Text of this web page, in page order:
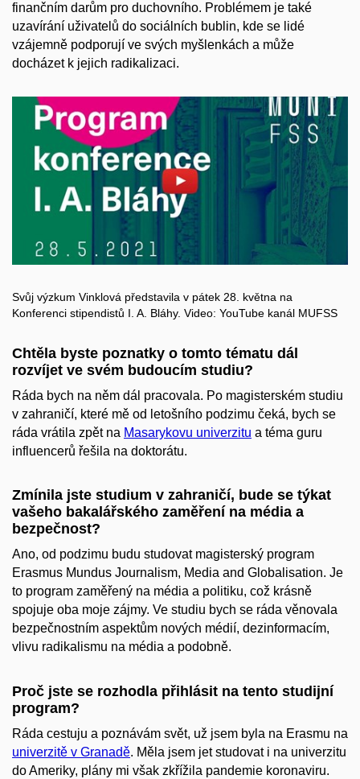
finančním darům pro duchovního. Problémem je také
uzavírání uživatelů do sociálních bublin, kde se lidé
vzájemně podporují ve svých myšlenkách a může
docházet k jejich radikalizaci.
Povolit cookies a přehrát
Otevřít na youtube.com
Svůj výzkum Vinklová představila v pátek 28. května na
Konferenci stipendistů I. A. Bláhy. Video: YouTube kanál MUFSS
Chtěla byste poznatky o tomto tématu dál
rozvíjet ve svém budoucím studiu?
Ráda bych na něm dál pracovala. Po magisterském studiu
v zahraničí, které mě od letošního podzimu čeká, bych se
ráda vrátila zpět na Masarykovu univerzitu a téma guru
influencerů řešila na doktorátu.
Zmínila jste studium v zahraničí, bude se týkat
vašeho bakalářského zaměření na média a
bezpečnost?
Ano, od podzimu budu studovat magisterský program
Erasmus Mundus Journalism, Media and Globalisation. Je
to program zaměřený na média a politiku, což krásně
spojuje oba moje zájmy. Ve studiu bych se ráda věnovala
bezpečnostním aspektům nových médií, dezinformacím,
vlivu radikalismu na média a podobně.
Proč jste se rozhodla přihlásit na tento studijní
program?
Ráda cestuju a poznávám svět, už jsem byla na Erasmu na
univerzitě v Granadě. Měla jsem jet studovat i na univerzitu
do Ameriky, plány mi však zkřížila pandemie koronaviru.